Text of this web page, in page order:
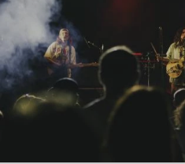
2
Ghinzu